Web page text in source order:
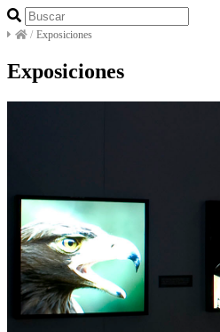
/ Exposiciones
Exposiciones